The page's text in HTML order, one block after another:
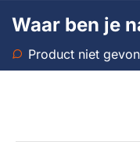
zoek?
Waar ben je
Product niet